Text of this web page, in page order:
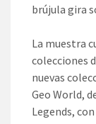
brújula gira
La muestra
colecciones
nuevas
Geo World,
Legends,